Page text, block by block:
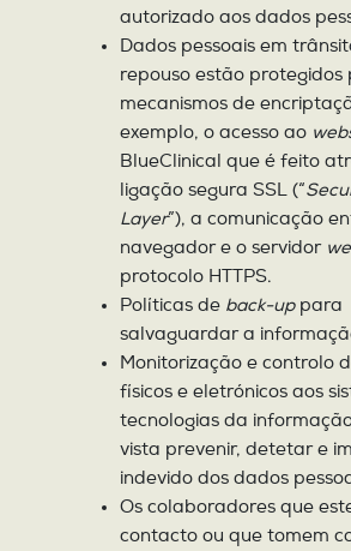
autorizado aos dados
Dados pessoais em
repouso estão protegidos
mecanismos de
exemplo, o acesso ao
BlueClinical que é feito
ligação segura SSL (“
Layer”), a comunicação
navegador e o servidor
protocolo HTTPS.
Políticas de back-uppara
salvaguardar a
Monitorização e controlo
físicos e eletrónicos aos
tecnologias da
vista prevenir, detetar e
indevido dos dados
Os colaboradores que
contacto ou que tomem